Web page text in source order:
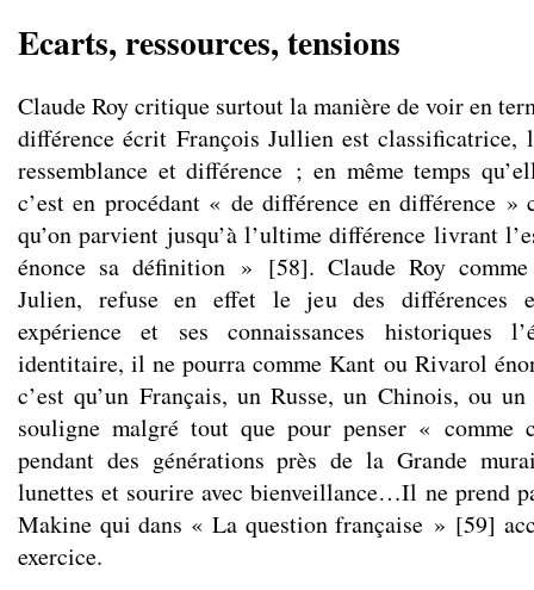
Ecarts, ressources, tensions
Claude Roy critique surtout la manière de voir en
différence écrit François Jullien est classificatrice,
ressemblance et différence ; en même temps
c’est en procédant « de différence en différence
qu’on parvient jusqu’à l’ultime différence livrant
énonce sa définition » [58]. Claude Roy
Julien, refuse en effet le jeu des différences
expérience et ses connaissances historiques
identitaire, il ne pourra comme Kant ou Rivarol
c’est qu’un Français, un Russe, un Chinois, ou
souligne malgré tout que pour penser «
pendant des générations près de la Grande
lunettes et sourire avec bienveillance…Il ne prend
Makine qui dans « La question française » [59]
exercice.